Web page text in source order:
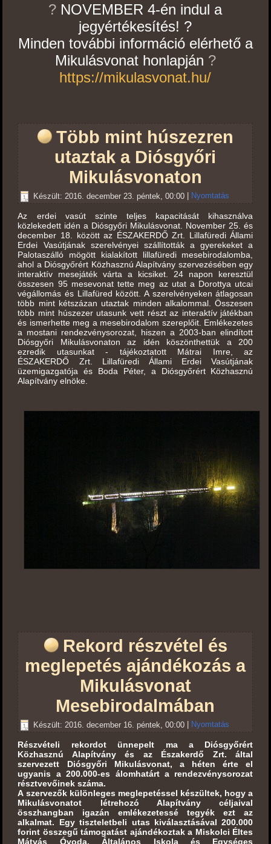
? NOVEMBER 4-én indul a
jegyértékesítés! ?
Minden további információ elérhető a
Mikulásvonat honlapján ?
https://mikulasvonat.hu/
Több mint húszezren
utaztak a Diósgyőri
Mikulásvonaton
Készült: 2016. december 23. péntek, 00:00 Nyomtatás
Az erdei vasút szinte teljes kapacitását kihasználva
közlekedett idén a Diósgyőri Mikulásvonat. November 25. és
december 18. között az ÉSZAKERDŐ Zrt. Lillafüredi Állami
Erdei Vasútjának szerelvényei szállították a gyerekeket a
Palotaszálló mögött kialakított lillafüredi mesebirodalomba,
ahol a Diósgyőrért Közhasznú Alapítvány szervezésében egy
interaktív mesejáték várta a kicsiket. 24 napon keresztül
összesen 95 mesevonat tette meg az utat a Dorottya utcai
végállomás és Lillafüred között. A szerelvényeken átlagosan
több mint kétszázan utaztak minden alkalommal. Összesen
több mint húszezer utasunk vett részt az interaktív játékban
és ismerhette meg a mesebirodalom szereplőit. Emlékezetes
a mostani rendezvénysorozat, hiszen a 2003-ban elindított
Diósgyőri Mikulásvonaton az idén köszönthettük a 200
ezredik utasunkat - tájékoztatott Mátrai Imre, az
ÉSZAKERDŐ Zrt. Lillafüredi Állami Erdei Vasútjának
üzemigazgatója és Boda Péter, a Diósgyőrért Közhasznú
Alapítvány elnöke.
Rekord részvétel és
meglepetés ajándékozás a
Mikulásvonat
Mesebirodalmában
Készült: 2016. december 16. péntek, 00:00 Nyomtatás
Részvételi rekordot ünnepelt ma a Diósgyőrért
Közhasznú Alapítvány és az Északerdő Zrt. által
szervezett Diósgyőri Mikulásvonat, a héten érte el
ugyanis a 200.000-es álomhatárt a rendezvénysorozat
résztvevőinek száma.
A szervezők különleges meglepetéssel készültek, hogy a
Mikulásvonatot létrehozó Alapítvány céljaival
összhangban igazán emlékezetessé tegyék ezt az
alkalmat. Egy tiszteletbeli utas kiválasztásával 200.000
forint összegű támogatást ajándékoztak a Miskolci Éltes
Mátyás Óvoda, Általános Iskola és Egységes